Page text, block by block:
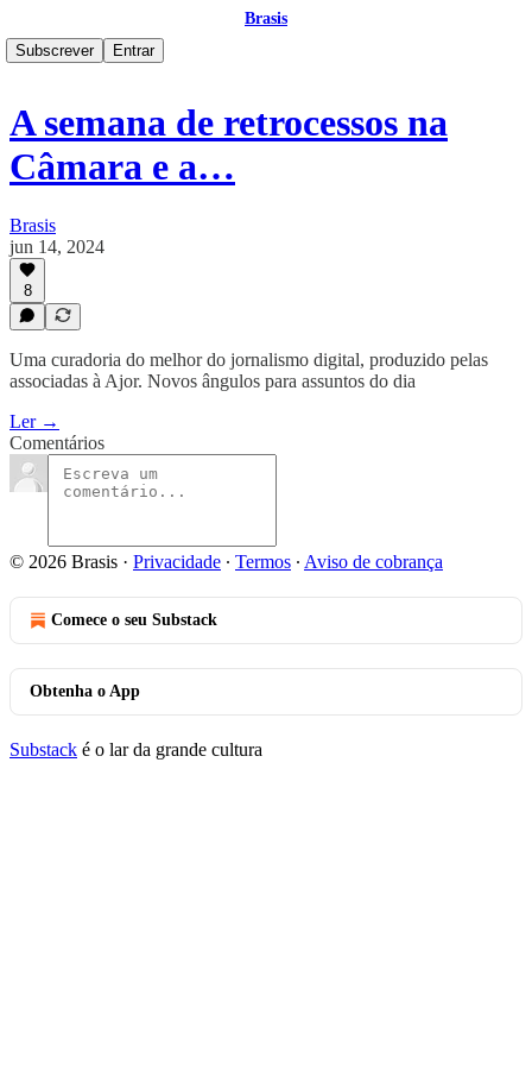
Brasis
Subscrever
Entrar
A semana de retrocessos na
Câmara e a…
Brasis
jun 14, 2024
8
Uma curadoria do melhor do jornalismo digital, produzido pelas
associadas à Ajor. Novos ângulos para assuntos do dia
Ler →
Comentários
© 2026 Brasis · Privacidade ∙ Termos ∙ Aviso de cobrança
Comece o seu Substack
Obtenha o App
Substack é o lar da grande cultura